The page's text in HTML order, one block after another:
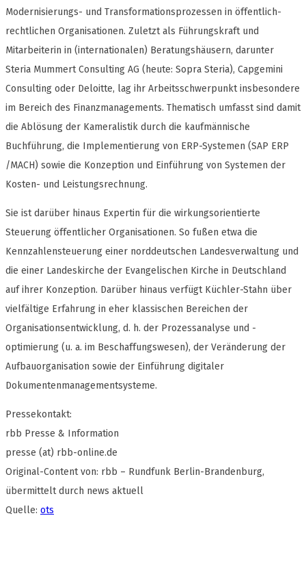
Modernisierungs- und Transformationsprozessen in öffentlich-
rechtlichen Organisationen. Zuletzt als Führungskraft und
Mitarbeiterin in (internationalen) Beratungshäusern, darunter
Steria Mummert Consulting AG (heute: Sopra Steria), Capgemini
Consulting oder Deloitte, lag ihr Arbeitsschwerpunkt insbesondere
im Bereich des Finanzmanagements. Thematisch umfasst sind damit
die Ablösung der Kameralistik durch die kaufmännische
Buchführung, die Implementierung von ERP-Systemen (SAP ERP
/MACH) sowie die Konzeption und Einführung von Systemen der
Kosten- und Leistungsrechnung.
Sie ist darüber hinaus Expertin für die wirkungsorientierte
Steuerung öffentlicher Organisationen. So fußen etwa die
Kennzahlensteuerung einer norddeutschen Landesverwaltung und
die einer Landeskirche der Evangelischen Kirche in Deutschland
auf ihrer Konzeption. Darüber hinaus verfügt Küchler-Stahn über
vielfältige Erfahrung in eher klassischen Bereichen der
Organisationsentwicklung, d. h. der Prozessanalyse und -
optimierung (u. a. im Beschaffungswesen), der Veränderung der
Aufbauorganisation sowie der Einführung digitaler
Dokumentenmanagementsysteme.
Pressekontakt:
rbb Presse & Information
presse (at) rbb-online.de
Original-Content von: rbb – Rundfunk Berlin-Brandenburg,
übermittelt durch news aktuell
Quelle: ots